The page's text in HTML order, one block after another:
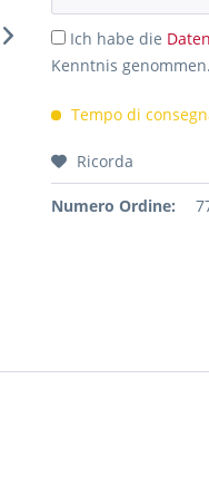
Ich habe die
Kenntnis genommen.
Tempo di
Ricorda
Numero Ordine: